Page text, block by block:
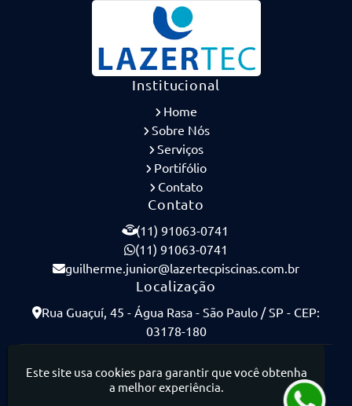
Institucional
Home
Sobre Nós
Serviços
Portifólio
Contato
Contato
(11) 91063-0741
(11) 91063-0741
guilherme.junior@lazertecpiscinas.com.br
Localização
Rua Guaçuí, 45 - Água Rasa - São Paulo / SP - CEP:
03178-180
Este site usa cookies para garantir que você obtenha
a melhor experiência.